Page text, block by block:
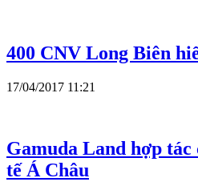
400 CNV Long Biên
17/04/2017 11:21
Gamuda Land hợp
tế Á Châu